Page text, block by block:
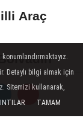
Araç
Halkın
Detaylı bilgi almak için
Sitemizi kullanarak,
TAMAM